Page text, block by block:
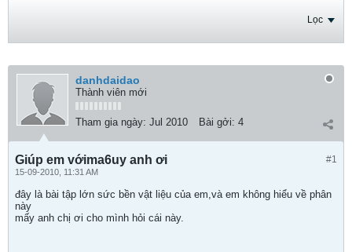
Lọc
danhdaidao
Thành viên mới
Tham gia ngày: Jul 2010 Bài gởi: 4
#1
Giúp em vớima6uy anh ơi
15-09-2010, 11:31 AM
đây là bài tập lớn sức bền vật liệu của em,và em không hiểu về phân
này
mấy anh chị ơi cho mình hỏi cái này.